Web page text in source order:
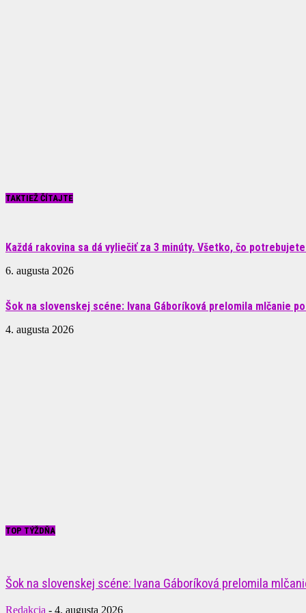
TAKTIEŽ ČÍTAJTE
Každá rakovina sa dá vyliečiť za 3 minúty. Všetko, čo
6. augusta 2026
Šok na slovenskej scéne: Ivana Gáboríková prelomila mlčanie
4. augusta 2026
TOP TÝŽDŇA
Šok na slovenskej scéne: Ivana Gáboríková prelomila
Redakcia - 4. augusta 2026